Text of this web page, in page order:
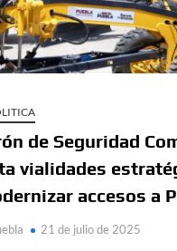
de Seguridad
vialidades
accesos a
21 de julio de 2025